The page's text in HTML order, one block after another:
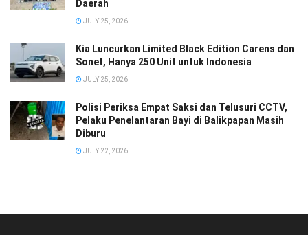
Daerah
JULY 25, 2026
Kia Luncurkan Limited Black Edition Carens dan
Sonet, Hanya 250 Unit untuk Indonesia
JULY 25, 2026
Polisi Periksa Empat Saksi dan Telusuri CCTV,
Pelaku Penelantaran Bayi di Balikpapan Masih
Diburu
JULY 22, 2026